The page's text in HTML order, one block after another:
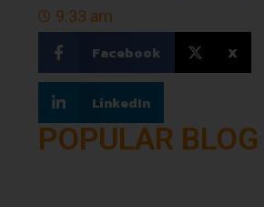
9:33 am
Facebook X
LinkedIn
POPULAR